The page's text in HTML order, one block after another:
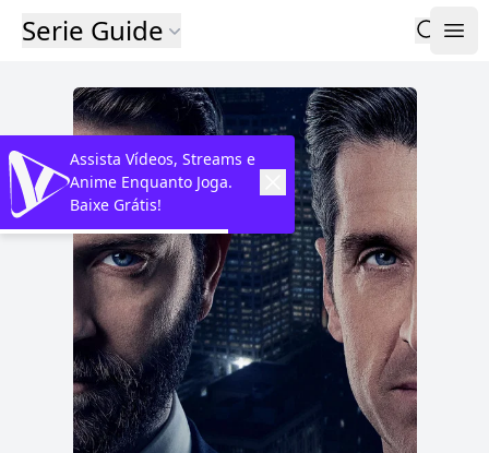
Serie Guide
Assista Vídeos, Streams e
Anime Enquanto Joga.
Baixe Grátis!